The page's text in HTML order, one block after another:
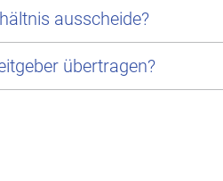
ausscheide?
übertragen?